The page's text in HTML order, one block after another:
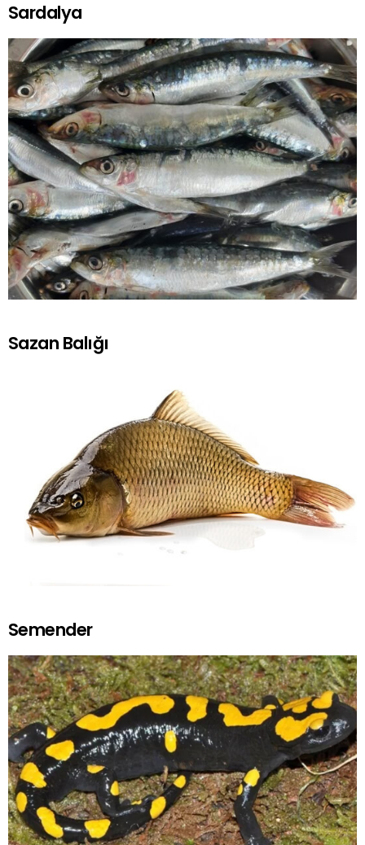
Sardalya
Sazan Balığı
Semender